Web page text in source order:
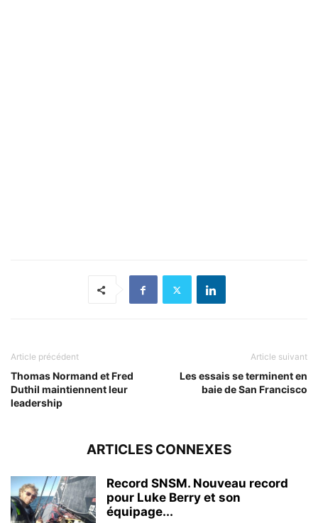
Article précédent
Thomas Normand et Fred
Duthil maintiennent leur
leadership
Article suivant
Les essais se terminent en
baie de San Francisco
ARTICLES CONNEXES
Record SNSM. Nouveau record
pour Luke Berry et son
équipage...